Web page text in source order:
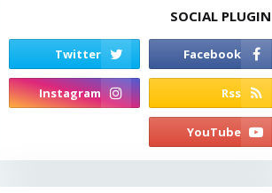
SOCIAL PLUGIN